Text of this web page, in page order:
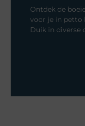
Ontdek de
voor je in petto
Duik in diverse